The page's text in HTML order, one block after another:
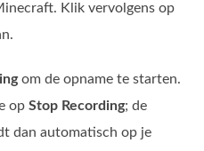
Klik vervolgens op
om de opname te starten.
opStop Recording; de
dan automatisch op je